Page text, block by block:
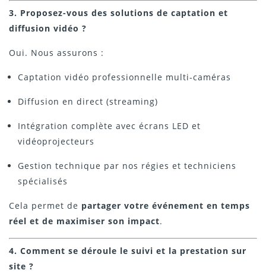
3. Proposez-vous des solutions de captation et
diffusion vidéo ?
Oui. Nous assurons :
Captation vidéo professionnelle multi-caméras
Diffusion en direct (streaming)
Intégration complète avec écrans LED et
vidéoprojecteurs
Gestion technique par nos régies et techniciens
spécialisés
Cela permet de partager votre événement en temps
réel et de maximiser son impact.
4. Comment se déroule le suivi et la prestation sur
site ?